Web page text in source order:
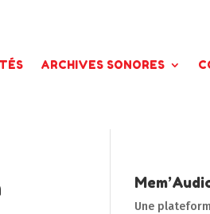
ARCHIVES SONORES
Une